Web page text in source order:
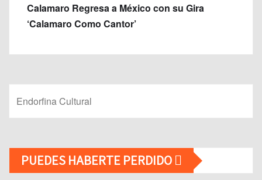
Calamaro Regresa a México con su Gira
‘Calamaro Como Cantor’
Endorfina Cultural
PUEDES HABERTE PERDIDO